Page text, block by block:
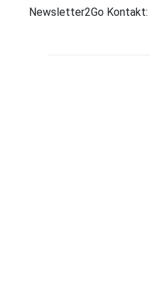
Newsletter2Go Kontakt: